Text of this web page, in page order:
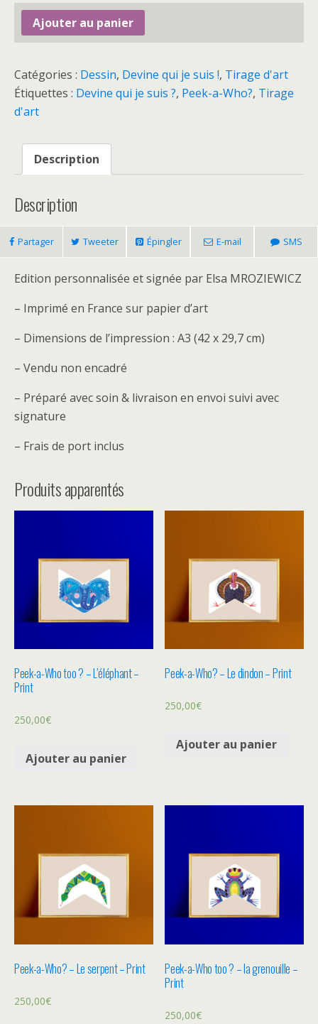
Ajouter au panier
Catégories : Dessin, Devine qui je suis !, Tirage d'art
Étiquettes : Devine qui je suis ?, Peek-a-Who?, Tirage
d'art
Description
Description
Partager Tweeter Épingler E-mail SMS
Edition personnalisée et signée par Elsa MROZIEWICZ
– Imprimé en France sur papier d’art
– Dimensions de l’impression : A3 (42 x 29,7 cm)
– Vendu non encadré
– Préparé avec soin & livraison en envoi suivi avec
signature
– Frais de port inclus
Produits apparentés
Peek-a-Who too ? – L’éléphant –
Print
250,00€
Ajouter au panier
Peek-a-Who? – Le dindon – Print
250,00€
Ajouter au panier
Peek-a-Who? – Le serpent – Print
250,00€
Peek-a-Who too ? – la grenouille –
Print
250,00€